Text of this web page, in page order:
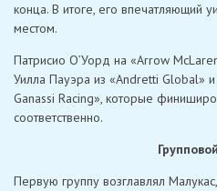
конца. В итоге, его впечатляющий
местом.
Патрисио О’Уорд на «Arrow
Уилла Пауэра из «Andretti Global»
Ganassi Racing», которые
соответственно.
Первую группу возглавлял